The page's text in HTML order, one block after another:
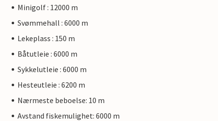
Minigolf : 12000 m
Svømmehall : 6000 m
Lekeplass : 150 m
Båtutleie : 6000 m
Sykkelutleie : 6000 m
Hesteutleie : 6200 m
Nærmeste beboelse: 10 m
Avstand fiskemulighet: 6000 m